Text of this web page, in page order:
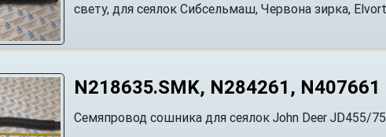
свету, для сеялок Сибсельмаш, Червона зирка,
N218635.SMK, N284261,
Семяпровод сошника для сеялок John Deer JD455/